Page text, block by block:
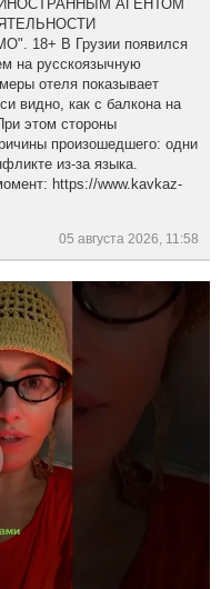
АГЕНТОМ
18+ В Грузии появился
на русскоязычную
отеля показывает
видно, как с балкона на
этом стороны
произошедшего: одни
из-за языка.
https://www.kavkaz-
05 августа 2026, 11:58